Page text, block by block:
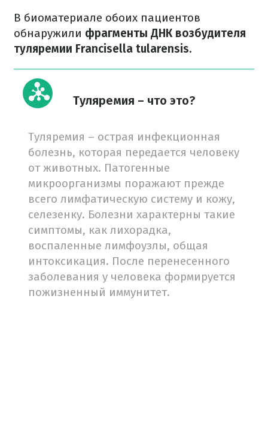
В биоматериале обоих пациентов
обнаружили фрагменты ДНК возбудителя
туляремии Francisella tularensis.
Туляремия – что это?
Туляремия – острая инфекционная
болезнь, которая передается человеку
от животных. Патогенные
микроорганизмы поражают прежде
всего лимфатическую систему и кожу,
селезенку. Болезни характерны такие
симптомы, как лихорадка,
воспаленные лимфоузлы, общая
интоксикация. После перенесенного
заболевания у человека формируется
пожизненный иммунитет.